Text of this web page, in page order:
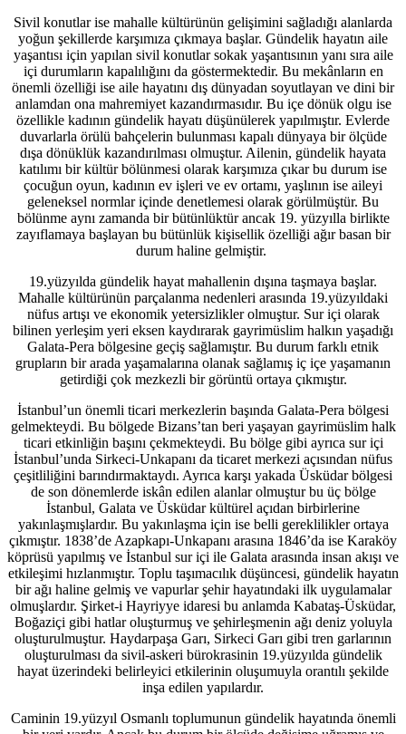
Sivil konutlar ise mahalle kültürünün gelişimini sağladığı alanlarda
yoğun şekillerde karşımıza çıkmaya başlar. Gündelik hayatın aile
yaşantısı için yapılan sivil konutlar sokak yaşantısının yanı sıra aile
içi durumların kapalılığını da göstermektedir. Bu mekânların en
önemli özelliği ise aile hayatını dış dünyadan soyutlayan ve dini bir
anlamdan ona mahremiyet kazandırmasıdır. Bu içe dönük olgu ise
özellikle kadının gündelik hayatı düşünülerek yapılmıştır. Evlerde
duvarlarla örülü bahçelerin bulunması kapalı dünyaya bir ölçüde
dışa dönüklük kazandırılması olmuştur. Ailenin, gündelik hayata
katılımı bir kültür bölünmesi olarak karşımıza çıkar bu durum ise
çocuğun oyun, kadının ev işleri ve ev ortamı, yaşlının ise aileyi
geleneksel normlar içinde denetlemesi olarak görülmüştür. Bu
bölünme aynı zamanda bir bütünlüktür ancak 19. yüzyılla birlikte
zayıflamaya başlayan bu bütünlük kişisellik özelliği ağır basan bir
durum haline gelmiştir.
19.yüzyılda gündelik hayat mahallenin dışına taşmaya başlar.
Mahalle kültürünün parçalanma nedenleri arasında 19.yüzyıldaki
nüfus artışı ve ekonomik yetersizlikler olmuştur. Sur içi olarak
bilinen yerleşim yeri eksen kaydırarak gayrimüslim halkın yaşadığı
Galata-Pera bölgesine geçiş sağlamıştır. Bu durum farklı etnik
grupların bir arada yaşamalarına olanak sağlamış iç içe yaşamanın
getirdiği çok mezkezli bir görüntü ortaya çıkmıştır.
İstanbul’un önemli ticari merkezlerin başında Galata-Pera bölgesi
gelmekteydi. Bu bölgede Bizans’tan beri yaşayan gayrimüslim halk
ticari etkinliğin başını çekmekteydi. Bu bölge gibi ayrıca sur içi
İstanbul’unda Sirkeci-Unkapanı da ticaret merkezi açısından nüfus
çeşitliliğini barındırmaktaydı. Ayrıca karşı yakada Üsküdar bölgesi
de son dönemlerde iskân edilen alanlar olmuştur bu üç bölge
İstanbul, Galata ve Üsküdar kültürel açıdan birbirlerine
yakınlaşmışlardır. Bu yakınlaşma için ise belli gereklilikler ortaya
çıkmıştır. 1838’de Azapkapı-Unkapanı arasına 1846’da ise Karaköy
köprüsü yapılmış ve İstanbul sur içi ile Galata arasında insan akışı ve
etkileşimi hızlanmıştır. Toplu taşımacılık düşüncesi, gündelik hayatın
bir ağı haline gelmiş ve vapurlar şehir hayatındaki ilk uygulamalar
olmuşlardır. Şirket-i Hayriyye idaresi bu anlamda Kabataş-Üsküdar,
Boğaziçi gibi hatlar oluşturmuş ve şehirleşmenin ağı deniz yoluyla
oluşturulmuştur. Haydarpaşa Garı, Sirkeci Garı gibi tren garlarının
oluşturulması da sivil-askeri bürokrasinin 19.yüzyılda gündelik
hayat üzerindeki belirleyici etkilerinin oluşumuyla orantılı şekilde
inşa edilen yapılardır.
Caminin 19.yüzyıl Osmanlı toplumunun gündelik hayatında önemli